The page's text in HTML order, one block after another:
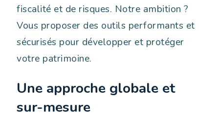
fiscalité et de risques. Notre ambition ?
Vous proposer des outils performants et
sécurisés pour développer et protéger
votre patrimoine.
Une approche globale et
sur-mesure